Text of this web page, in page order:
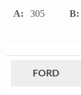
A: 305 B:
FORD